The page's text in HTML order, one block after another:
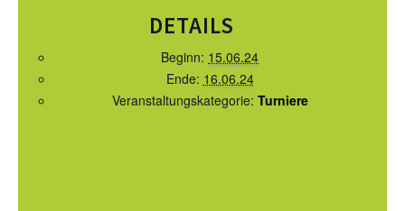
TURNIERTERMINE
JUGEND
KIDS CLUB
DETAILS
Beginn: 15.06.24
Ende: 16.06.24
Veranstaltungskategorie: Turniere